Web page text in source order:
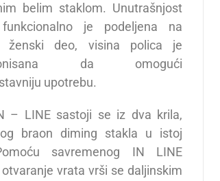
belim staklom. Unutrašnjost
je podeljena na
ženski deo, visina polica je
da omogući
upotrebu.
– LINE sastoji se iz dva krila,
braon diming stakla u istoj
savremenog IN LINE
vrata vrši se daljinskim